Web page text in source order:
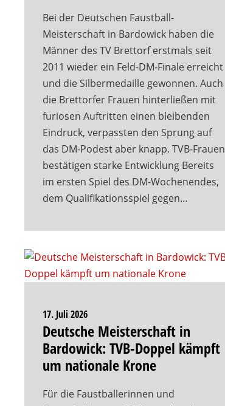
Bei der Deutschen Faustball-
Meisterschaft in Bardowick haben die
Männer des TV Brettorf erstmals seit
2011 wieder ein Feld-DM-Finale erreicht
und die Silbermedaille gewonnen. Auch
die Brettorfer Frauen hinterließen mit
furiosen Auftritten einen bleibenden
Eindruck, verpassten den Sprung auf
das DM-Podest aber knapp. TVB-Frauen
bestätigen starke Entwicklung Bereits
im ersten Spiel des DM-Wochenendes,
dem Qualifikationsspiel gegen…
17. Juli 2026
Deutsche Meisterschaft in
Bardowick: TVB-Doppel kämpft
um nationale Krone
Für die Faustballerinnen und